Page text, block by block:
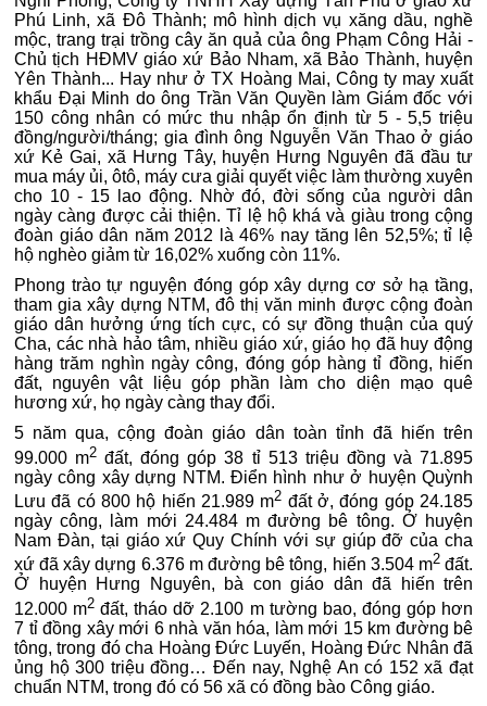
Phú Linh, xã Đô Thành; mô hình dịch vụ xăng dầu, nghề
mộc, trang trại trồng cây ăn quả của ông Phạm Công Hải -
Chủ tịch HĐMV giáo xứ Bảo Nham, xã Bảo Thành, huyện
Yên Thành... Hay như ở TX Hoàng Mai, Công ty may xuất
khẩu Đại Minh do ông Trần Văn Quyền làm Giám đốc với
150 công nhân có mức thu nhập ổn định từ 5 - 5,5 triệu
đồng/người/tháng; gia đình ông Nguyễn Văn Thao ở giáo
xứ Kẻ Gai, xã Hưng Tây, huyện Hưng Nguyên đã đầu tư
mua máy ủi, ôtô, máy cưa giải quyết việc làm thường xuyên
cho 10 - 15 lao động. Nhờ đó, đời sống của người dân
ngày càng được cải thiện. Tỉ lệ hộ khá và giàu trong cộng
đoàn giáo dân năm 2012 là 46% nay tăng lên 52,5%; tỉ lệ
hộ nghèo giảm từ 16,02% xuống còn 11%.
Phong trào tự nguyện đóng góp xây dựng cơ sở hạ tầng,
tham gia xây dựng NTM, đô thị văn minh được cộng đoàn
giáo dân hưởng ứng tích cực, có sự đồng thuận của quý
Cha, các nhà hảo tâm, nhiều giáo xứ, giáo họ đã huy động
hàng trăm nghìn ngày công, đóng góp hàng tỉ đồng, hiến
đất, nguyên vật liệu góp phần làm cho diện mạo quê
hương xứ, họ ngày càng thay đổi.
5 năm qua, cộng đoàn giáo dân toàn tỉnh đã hiến trên
99.000 m2 đất, đóng góp 38 tỉ 513 triệu đồng và 71.895
ngày công xây dựng NTM. Điển hình như ở huyện Quỳnh
Lưu đã có 800 hộ hiến 21.989 m2 đất ở, đóng góp 24.185
ngày công, làm mới 24.484 m đường bê tông. Ở huyện
Nam Đàn, tại giáo xứ Quy Chính với sự giúp đỡ của cha
xứ đã xây dựng 6.376 m đường bê tông, hiến 3.504 m2đất.
Ở huyện Hưng Nguyên, bà con giáo dân đã hiến trên
12.000 m2 đất, tháo dỡ 2.100 m tường bao, đóng góp hơn
7 tỉ đồng xây mới 6 nhà văn hóa, làm mới 15 km đường bê
tông, trong đó cha Hoàng Đức Luyến, Hoàng Đức Nhân đã
ủng hộ 300 triệu đồng… Đến nay, Nghệ An có 152 xã đạt
chuẩn NTM, trong đó có 56 xã có đồng bào Công giáo.